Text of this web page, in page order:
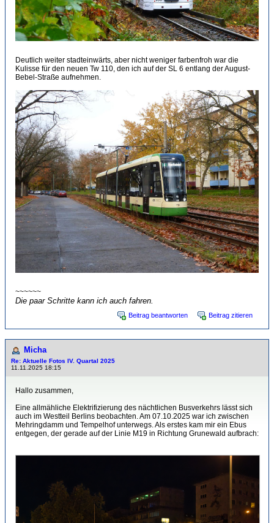
Deutlich weiter stadteinwärts, aber nicht weniger farbenfroh war die
Kulisse für den neuen Tw 110, den ich auf der SL 6 entlang der August-
Bebel-Straße aufnehmen.
~~~~~~
Die paar Schritte kann ich auch fahren.
Beitrag beantworten Beitrag zitieren
Micha
Re: Aktuelle Fotos IV. Quartal 2025
11.11.2025 18:15
Hallo zusammen,
Eine allmähliche Elektrifizierung des nächtlichen Busverkehrs lässt sich
auch im Westteil Berlins beobachten. Am 07.10.2025 war ich zwischen
Mehringdamm und Tempelhof unterwegs. Als erstes kam mir ein Ebus
entgegen, der gerade auf der Linie M19 in Richtung Grunewald aufbrach: